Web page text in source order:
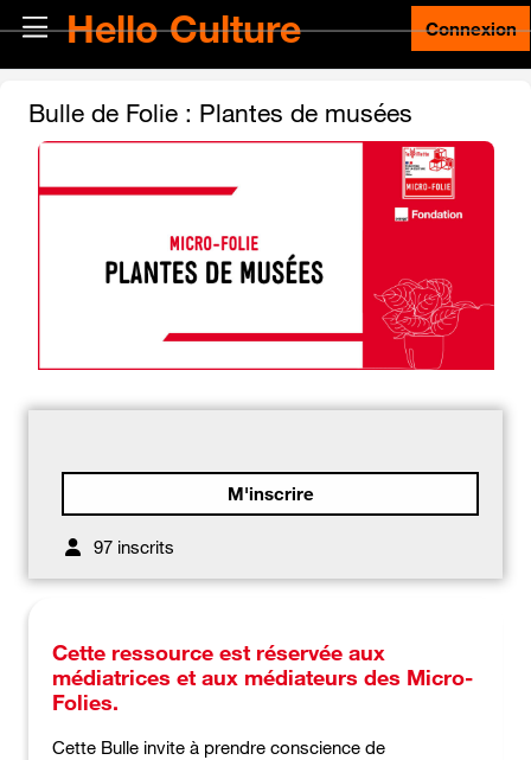
Passer au contenu principal
Panneau latéral
Hello Culture Connexion
Bulle de Folie : Plantes de musées
M'inscrire
97 inscrits
Cette ressource est réservée aux
médiatrices et aux médiateurs des Micro-
Folies.
Cette Bulle invite à prendre conscience de